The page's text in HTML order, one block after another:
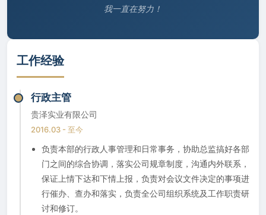
我一直在努力！
工作经验
行政主管
贵泽实业有限公司
2016.03 - 至今
负责本部的行政人事管理和日常事务，协助总监搞好各部
门之间的综合协调，落实公司规章制度，沟通内外联系，
保证上情下达和下情上报，负责对会议文件决定的事项进
行催办、查办和落实，负责全公司组织系统及工作职责研
讨和修订。